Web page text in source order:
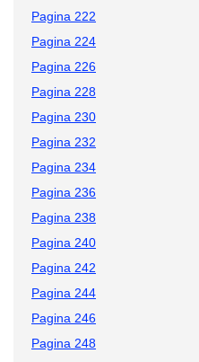
Pagina 222
Pagina 224
Pagina 226
Pagina 228
Pagina 230
Pagina 232
Pagina 234
Pagina 236
Pagina 238
Pagina 240
Pagina 242
Pagina 244
Pagina 246
Pagina 248